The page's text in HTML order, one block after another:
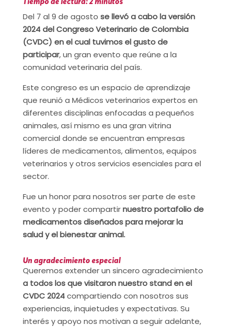
Del 7 al 9 de agosto se llevó a cabo la versión
2024 del Congreso Veterinario de Colombia
(CVDC) en el cual tuvimos el gusto de
participar, un gran evento que reúne a la
comunidad veterinaria del país.
Este congreso es un espacio de aprendizaje
que reunió a Médicos veterinarios expertos en
diferentes disciplinas enfocadas a pequeños
animales, así mismo es una gran vitrina
comercial donde se encuentran empresas
líderes de medicamentos, alimentos, equipos
veterinarios y otros servicios esenciales para el
sector.
Fue un honor para nosotros ser parte de este
evento y poder compartirnuestro portafolio de
medicamentos diseñados para mejorar la
salud y el bienestar animal.
Un agradecimiento especial
Queremos extender un sincero agradecimiento
a todos los que visitaron nuestro stand en el
CVDC 2024compartiendo con nosotros sus
experiencias, inquietudes y expectativas. Su
interés y apoyo nos motivan a seguir adelante,